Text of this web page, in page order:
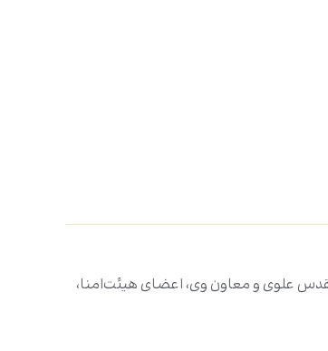
علوی و معاون وی، اعضای هیئت‌امنا،